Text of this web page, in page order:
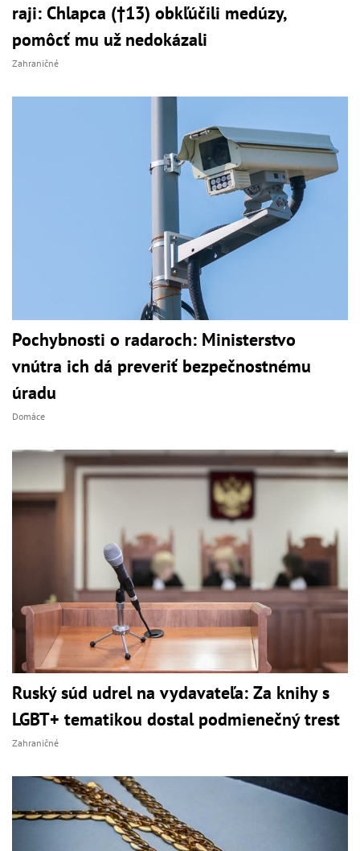
raji: Chlapca (†13) obkľúčili medúzy,
pomôcť mu už nedokázali
Zahraničné
Pochybnosti o radaroch: Ministerstvo
vnútra ich dá preveriť bezpečnostnému
úradu
Domáce
Ruský súd udrel na vydavateľa: Za knihy s
LGBT+ tematikou dostal podmienečný trest
Zahraničné